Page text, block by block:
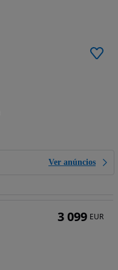
Ver anúncios
3 099 EUR